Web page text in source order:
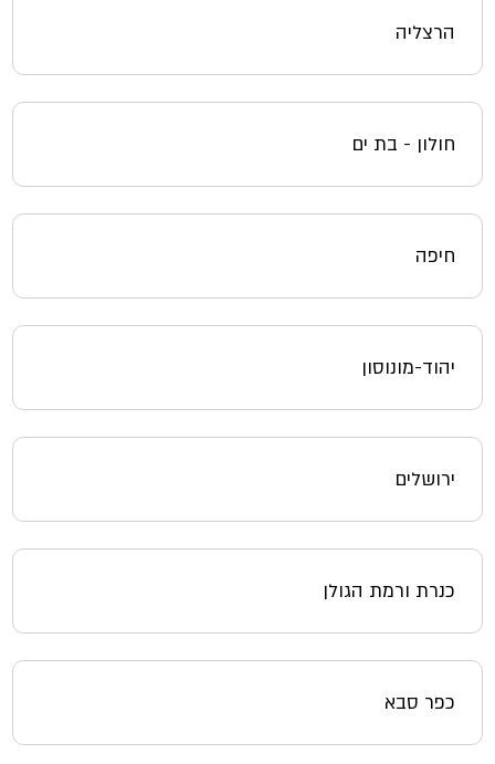
הרצליה
חולון - בת ים
חיפה
יהוד-מונוסון
ירושלים
כנרת ורמת הגולן
כפר סבא